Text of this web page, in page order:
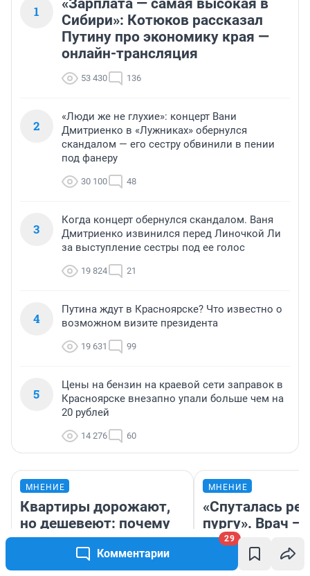
Комментарии
29
1
«Зарплата — самая высокая в
Сибири»: Котюков рассказал
Путину про экономику края —
онлайн-трансляция
53 430 136
2
«Люди же не глухие»: концерт Вани
Дмитриенко в «Лужниках» обернулся
скандалом — его сестру обвинили в пении
под фанеру
30 100 48
3
Когда концерт обернулся скандалом. Ваня
Дмитриенко извинился перед Линочкой Ли
за выступление сестры под ее голос
19 824 21
4
Путина ждут в Красноярске? Что известно о
возможном визите президента
19 631 99
5
Цены на бензин на краевой сети заправок в
Красноярске внезапно упали больше чем на
20 рублей
14 276 60
МНЕНИЕ
Квартиры дорожают,
но дешевеют: почему
рынок недвижимости
сейчас такой странный
МНЕНИЕ
«Спуталась
пургу». Врач —
смертельном
который